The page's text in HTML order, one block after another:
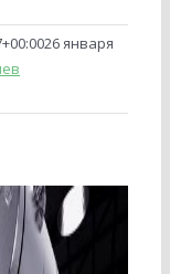
26 января